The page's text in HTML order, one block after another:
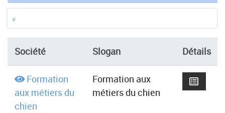
»
Société Slogan Détails
Formation
aux métiers du
chien
Formation aux
métiers du chien